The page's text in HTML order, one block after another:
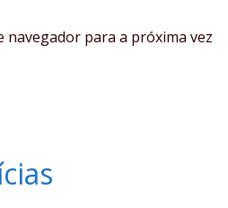
navegador para a próxima vez